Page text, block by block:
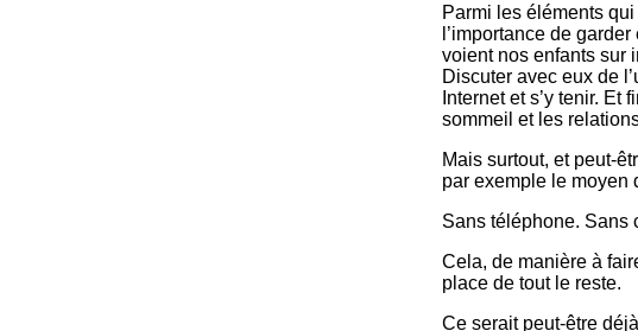
Parmi les éléments
l’importance de
voient nos enfants sur
Discuter avec eux de
Internet et s’y tenir.
sommeil et les
Mais surtout, et peut-
par exemple le moyen
Sans téléphone. Sans
Cela, de manière à
place de tout le reste.
Ce serait peut-être